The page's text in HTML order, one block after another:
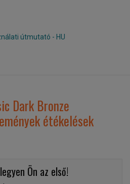
útmutató - HU
Dark Bronze
étékelések
Ön az első!